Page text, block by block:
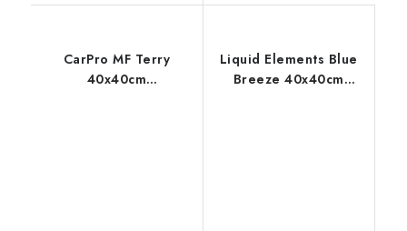
CarPro MF Terry
40x40cm
Liquid Elements Blue
Breeze 40x40cm